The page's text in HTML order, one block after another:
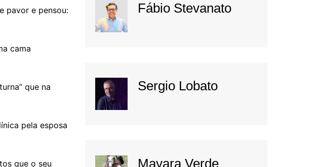
pavor e pensou:
cama
que na
pela esposa
que o seu
Fábio Stevanato
Sergio Lobato
Mayara Verde